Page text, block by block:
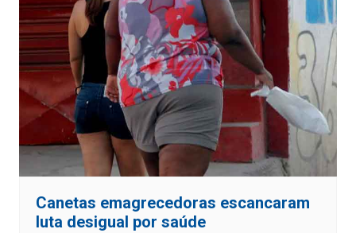
Canetas emagrecedoras escancaram
luta desigual por saúde